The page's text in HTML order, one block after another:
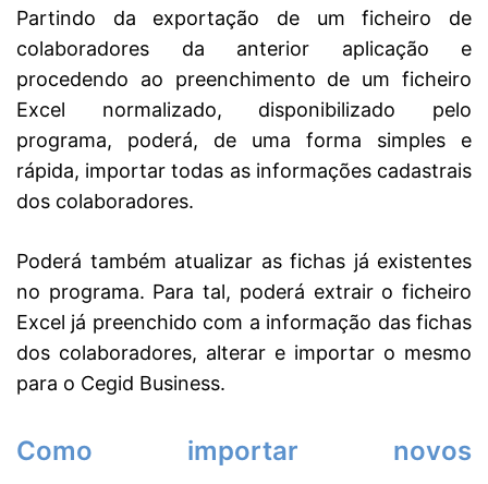
Partindo da exportação de um ficheiro de
colaboradores da anterior aplicação e
procedendo ao preenchimento de um ficheiro
Excel normalizado, disponibilizado pelo
programa, poderá, de uma forma simples e
rápida, importar todas as informações cadastrais
dos colaboradores.
Poderá também atualizar as fichas já existentes
no programa. Para tal, poderá extrair o ficheiro
Excel já preenchido com a informação das fichas
dos colaboradores, alterar e importar o mesmo
para o Cegid Business.
Como importar novos